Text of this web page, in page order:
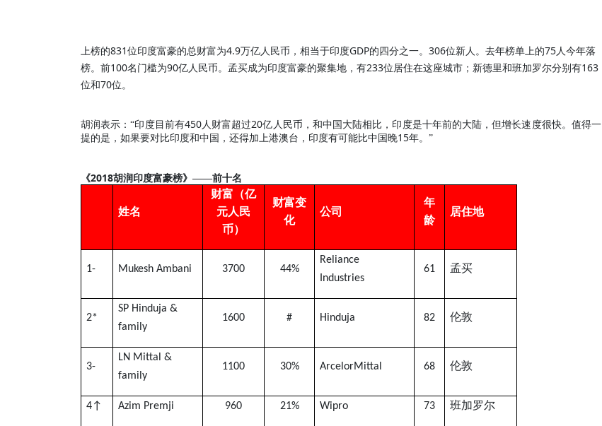
上榜的831 位印度富豪的总财富为4.9万亿人民币，相当于印度GDP的四分之一。 306位新人。去年榜单上的75 人今年落
榜。前100名门槛为90亿人民币。孟买成为印度富豪的聚集地，有233位居住在这座城市；新德里和班加罗尔分别有163
位和70位。
胡润表示：“印度目前有450人财富超过20亿人民币，和中国大陆相比，印度是十年前的大陆，但增长速度很快。值得一
提的是，如果要对比印度和中国，还得加上港澳台，印度有可能比中国晚15年。”
《2018胡润印度富豪榜》——前十名
姓名
财富（亿
元人民
币）
财富变
化
公司
年
龄
居住地
1- Mukesh Ambani 3700 44%
Reliance
Industries
61 孟买
2*
SP Hinduja &
family
1600 # Hinduja 82 伦敦
3-
LN Mittal &
family
1100 30% ArcelorMittal 68 伦敦
4↑ Azim Premji 960 21% Wipro 73 班加罗尔